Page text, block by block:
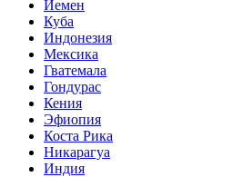
Йемен
Куба
Индонезия
Мексика
Гватемала
Гондурас
Кения
Эфиопия
Коста Рика
Никарагуа
Индия